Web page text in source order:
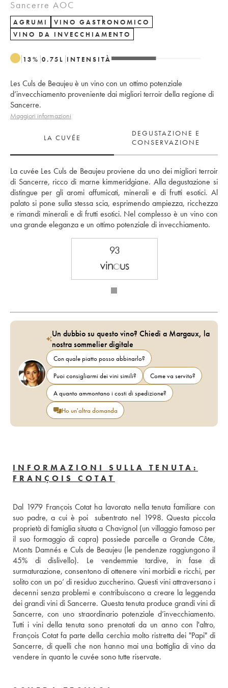
Sancerre AOC
AGRUMI
VINO GASTRONOMICO
VINO DA INVECCHIAMENTO
13% 0.75 L INTENSITÀ
Les Culs de Beaujeu è un vino con un ottimo potenziale
d’invecchiamento proveniente dai migliori terroir della regione di
Sancerre.
Maggiori informazioni
LA CUVÉE
DEGUSTAZIONE E
CONSERVAZIONE
La cuvée Les Culs de Beaujeu proviene da uno dei migliori terroir
di Sancerre, ricco di marne kimmeridgiane. Alla degustazione si
distingue per gli aromi affumicati, minerali e di frutti esotici. Al
palato si pone sulla stessa scia, esprimendo ampiezza, ricchezza
e rimandi minerali e di frutti esotici. Nel complesso è un vino con
una grande eleganza e un ottimo potenziale di invecchiamento.
93
Un dubbio su questo vino? Chiedi a Margaux, la
nostra sommelier digitale
Con quale piatto posso abbinarlo?
Puoi consigliarmi dei vini simili?
Come va servito?
A quanto ammontano i costi di spedizione?
Ho un'altra domanda
INFORMAZIONI SULLA TENUTA:
FRANÇOIS COTAT
Dal 1979 François Cotat ha lavorato nella tenuta familiare con
suo padre, a cui è poi  subentrato nel 1998. Questa piccola
proprietà di famiglia situata a Chavignol (un villaggio famoso per
il suo formaggio di capra) possiede parcelle a Grande Côte,
Monts Damnés e Culs de Beaujeu (le pendenze raggiungono il
45% di dislivello). Le vendemmie tardive, in fase di
surmaturazione, consentono di ottenere vini morbidi e ricchi, per
solito con un po’ di residuo zuccherino. Questi vini attraversano i
decenni senza problemi e contribuiscono a creare la leggenda
dei grandi vini di Sancerre. Questa tenuta produce grandi vini di
Sancerre, con uno straordinario potenziale d’invecchiamento.
Tutti i vini della tenuta sono prenotati da un anno con l'altro,
François Cotat fa parte della cerchia molto ristretta dei "Papi" di
Sancerre, di quelli che non hanno mai una bottiglia di vino da
vendere in quanto le cuvée sono tutte riservate.